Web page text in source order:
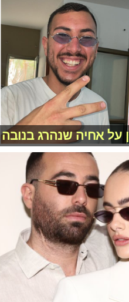
על אחיה שנהרג בנובה